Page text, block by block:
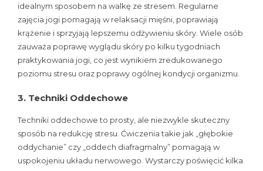
idealnym sposobem na walkę ze stresem. Regularne
zajęcia jogi pomagają w relaksacji mięśni, poprawiają
krążenie i sprzyjają lepszemu odżywieniu skóry. Wiele osób
zauważa poprawę wyglądu skóry po kilku tygodniach
praktykowania jogi, co jest wynikiem zredukowanego
poziomu stresu oraz poprawy ogólnej kondycji organizmu.
3. Techniki Oddechowe
Techniki oddechowe to prosty, ale niezwykle skuteczny
sposób na redukcję stresu. Ćwiczenia takie jak „głębokie
oddychanie” czy „oddech diafragmalny” pomagają w
uspokojeniu układu nerwowego. Wystarczy poświęcić kilka